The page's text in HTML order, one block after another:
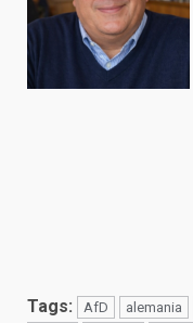
Tags: AfD alemania